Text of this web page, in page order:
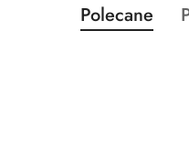
Pomiń karuzelę
Produkty
o
Polecane